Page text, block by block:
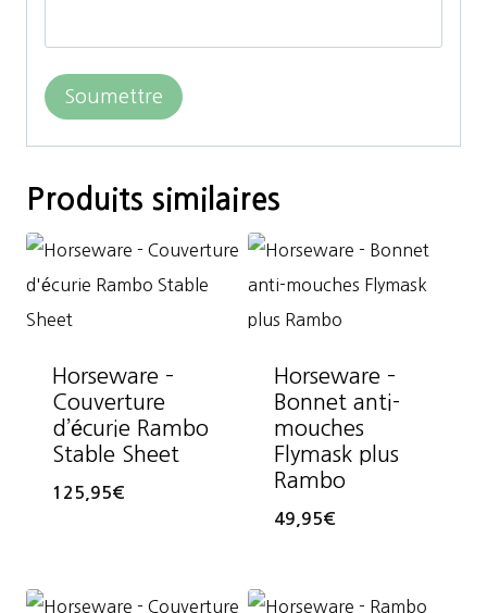
Produits similaires
Horseware –
Couverture
d’écurie Rambo
Stable Sheet
125,95€
Horseware –
Bonnet anti-
mouches
Flymask plus
Rambo
49,95€